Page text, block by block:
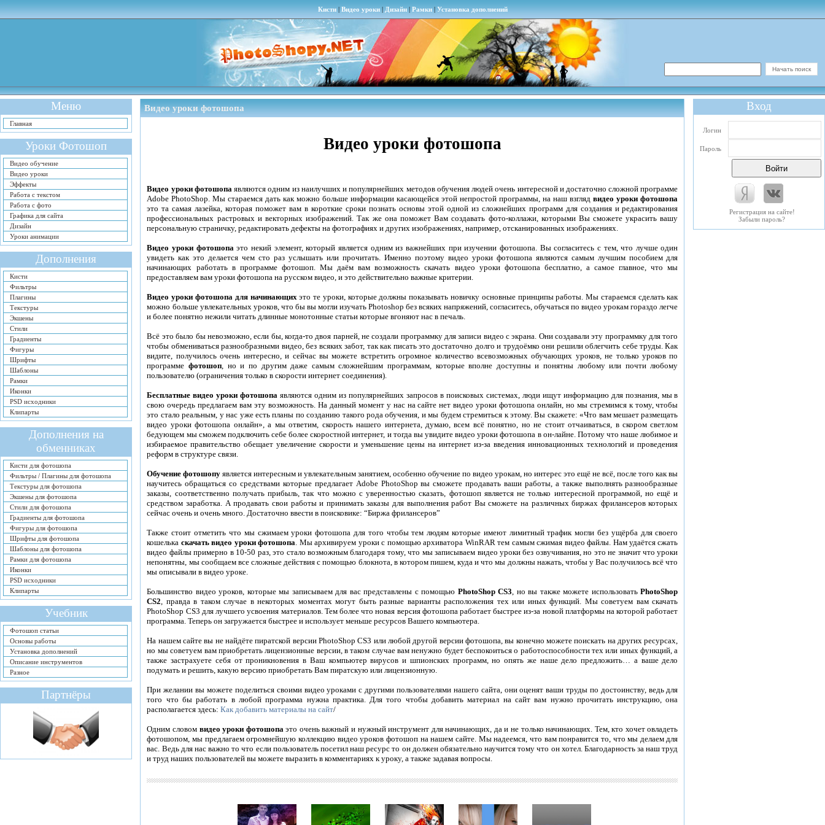
Кисти| Видео уроки| Дизайн| Рамки| Установка дополнений
Меню
Главная
Уроки Фотошоп
Видео обучение
Видео уроки
Эффекты
Работа с текстом
Работа с фото
Графика для сайта
Дизайн
Уроки анимации
Дополнения
Кисти
Фильтры
Плагины
Текстуры
Экшены
Стили
Градиенты
Фигуры
Шрифты
Шаблоны
Рамки
Иконки
PSD исходники
Клипарты
Дополнения на
обменниках
Кисти для фотошопа
Фильтры / Плагины для фотошопа
Текстуры для фотошопа
Экшены для фотошопа
Стили для фотошопа
Градиенты для фотошопа
Фигуры для фотошопа
Шрифты для фотошопа
Шаблоны для фотошопа
Рамки для фотошопа
Иконки
PSD исходники
Клипарты
Учебник
Фотошоп статьи
Основы работы
Установка дополнений
Описание инструментов
Разное
Партнёры
Вход
Логин
Пароль
Регистрация на сайте!
Забыли пароль?
Видео уроки фотошопа
Видео уроки фотошопа
Видео уроки фотошопа являются одним из наилучших и популярнейших методов обучения людей очень интересной и достаточно сложной программе
Adobe PhotoShop. Мы стараемся дать как можно больше информации касающейся этой непростой программы, на наш взглядвидео уроки фотошопа
это та самая лазейка, которая поможет вам в короткие сроки познать основы этой одной из сложнейших программ для создания и редактирования
профессиональных растровых и векторных изображений. Так же она поможет Вам создавать фото-коллажи, которыми Вы сможете украсить вашу
персональную страничку, редактировать дефекты на фотографиях и других изображениях, например, отсканированных изображениях.
Видео уроки фотошопа это некий элемент, который является одним из важнейших при изучении фотошопа. Вы согласитесь с тем, что лучше один
увидеть как это делается чем сто раз услышать или прочитать. Именно поэтому видео уроки фотошопа являются самым лучшим пособием для
начинающих работать в программе фотошоп. Мы даём вам возможность скачать видео уроки фотошопа бесплатно, а самое главное, что мы
предоставляем вам уроки фотошопа на русском видео, и это действительно важные критерии.
Видео уроки фотошопа для начинающих это те уроки, которые должны показывать новичку основные принципы работы. Мы стараемся сделать как
можно больше увлекательных уроков, что бы вы могли изучать Photoshop без всяких напряжений, согласитесь, обучаться по видео урокам гораздо легче
и более понятно нежили читать длинные монотонные статьи которые вгоняют нас в печаль.
Всё это было бы невозможно, если бы, когда-то двоя парней, не создали программку для записи видео с экрана. Они создавали эту программку для того
чтобы обмениваться разнообразными видео, без всяких забот, так как писать это достаточно долго и трудоёмко они решили облегчить себе труды. Как
видите, получилось очень интересно, и сейчас вы можете встретить огромное количество всевозможных обучающих уроков, не только уроков по
программефотошоп , но и по другим даже самым сложнейшим программам, которые вполне доступны и понятны любому или почти любому
пользователю (ограничения только в скорости интернет соединения).
Бесплатные видео уроки фотошопа являются одним из популярнейших запросов в поисковых системах, люди ищут информацию для познания, мы в
свою очередь предлагаем вам эту возможность. На данный момент у нас на сайте нет видео уроки фотошопа онлайн, но мы стремимся к тому, чтобы
это стало реальным, у нас уже есть планы по созданию такого рода обучения, и мы будем стремиться к этому. Вы скажете: «Что вам мешает размещать
видео уроки фотошопа онлайн», а мы ответим, скорость нашего интернета, думаю, всем всё понятно, но не стоит отчаиваться, в скором светлом
бедующем мы сможем подключить себе более скоростной интернет, и тогда вы увидите видео уроки фотошопа в он-лайне. Потому что наше любимое и
избираемое правительство обещает увеличение скорости и уменьшение цены на интернет из-за введения инновационных технологий и проведения
реформ в структуре связи.
Обучение фотошопу является интересным и увлекательным занятием, особенно обучение по видео урокам, но интерес это ещё не всё, после того как вы
научитесь обращаться со средствами которые предлагает Adobe PhotoShop вы сможете продавать ваши работы, а также выполнять разнообразные
заказы, соответственно получать прибыль, так что можно с уверенностью сказать, фотошоп является не только интересной программой, но ещё и
средством заработка. А продавать свои работы и принимать заказы для выполнения работ Вы сможете на различных биржах фрилансеров которых
сейчас очень и очень много. Достаточно ввести в поисковике: “Биржа фрилансеров”
Также стоит отметить что мы сжимаем уроки фотошопа для того чтобы тем людям которые имеют лимитный трафик могли без ущёрба для своего
кошелька скачать видео уроки фотошопа . Мы архивируем уроки с помощью архиватора WinRAR тем самым сжимая видео файлы. Нам удаётся сжать
видео файлы примерно в 10-50 раз, это стало возможным благодаря тому, что мы записываем видео уроки без озвучивания, но это не значит что уроки
непонятны, мы сообщаем все сложные действия с помощью блокнота, в котором пишем, куда и что мы должны нажать, чтобы у Вас получилось всё что
мы описывали в видео уроке.
Большинство видео уроков, которые мы записываем для вас представлены с помощью PhotoShop CS3 , но вы также можете использоватьPhotoShop
CS2 , правда в таком случае в некоторых моментах могут быть разные варианты расположения тех или иных функций. Мы советуем вам скачать
PhotoShop CS3 для лучшего усвоения материалов. Тем более что новая версия фотошопа работает быстрее из-за новой платформы на которой работает
программа. Теперь он загружается быстрее и использует меньше ресурсов Вашего компьютера.
На нашем сайте вы не найдёте пиратской версии PhotoShop CS3 или любой другой версии фотошопа, вы конечно можете поискать на других ресурсах,
но мы советуем вам приобретать лицензионные версии, в таком случае вам ненужно будет беспокоиться о работоспособности тех или иных функций, а
также застрахуете себя от проникновения в Ваш компьютер вирусов и шпионских программ, но опять же наше дело предложить… а ваше дело
подумать и решить, какую версию приобретать Вам пиратскую или лицензионную.
При желании вы можете поделиться своими видео уроками с другими пользователями нашего сайта, они оценят ваши труды по достоинству, ведь для
того что бы работать в любой программа нужна практика. Для того чтобы добавить материал на сайт вам нужно прочитать инструкцию, она
располагается здесь:Как добавить материалы на сайт/
Одним словом видео уроки фотошопа это очень важный и нужный инструмент для начинающих, да и не только начинающих. Тем, кто хочет овладеть
фотошопом, мы предлагаем огромнейшую коллекцию видео уроков фотошоп на нашем сайте. Мы надеемся, что вам понравится то, что мы делаем для
вас. Ведь для нас важно то что если пользователь посетил наш ресурс то он должен обязательно научится тому что он хотел. Благодарность за наш труд
и труд наших пользователей вы можете выразить в комментариях к уроку, а также задавая вопросы.